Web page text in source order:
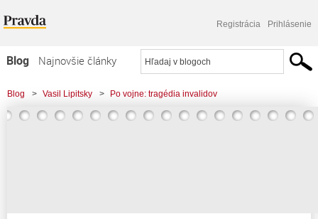
Registrácia Prihlásenie
Blog
Najnovšie články
Najčítanejšie články
Najkomentovanejšie články
Blog > Vasil Lipitsky > Po vojne: tragédia invalidov